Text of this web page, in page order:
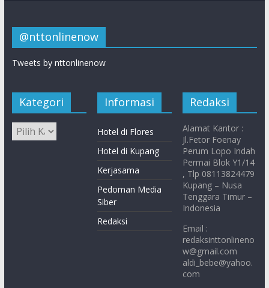
@nttonlinenow
Tweets by nttonlinenow
Kategori Informasi
Hotel di Flores
Hotel di Kupang
Kerjasama
Pedoman Media
Siber
Redaksi
Redaksi
Alamat Kantor :
Jl.Fetor Foenay
Perum Lopo Indah
Permai Blok Y1/14
, Tlp 08113824479
Kupang – Nusa
Tenggara Timur –
Indonesia
Email :
redaksinttonlineno
w@gmail.com
aldi_bebe@yahoo.
com